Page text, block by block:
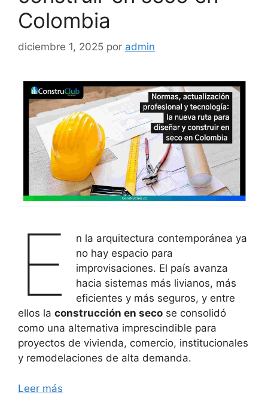
Colombia
diciembre 1, 2025 por admin
E
n la arquitectura contemporánea ya
no hay espacio para
improvisaciones. El país avanza
hacia sistemas más livianos, más
eficientes y más seguros, y entre
ellos la construcción en seco se consolidó
como una alternativa imprescindible para
proyectos de vivienda, comercio, institucionales
y remodelaciones de alta demanda.
Leer más